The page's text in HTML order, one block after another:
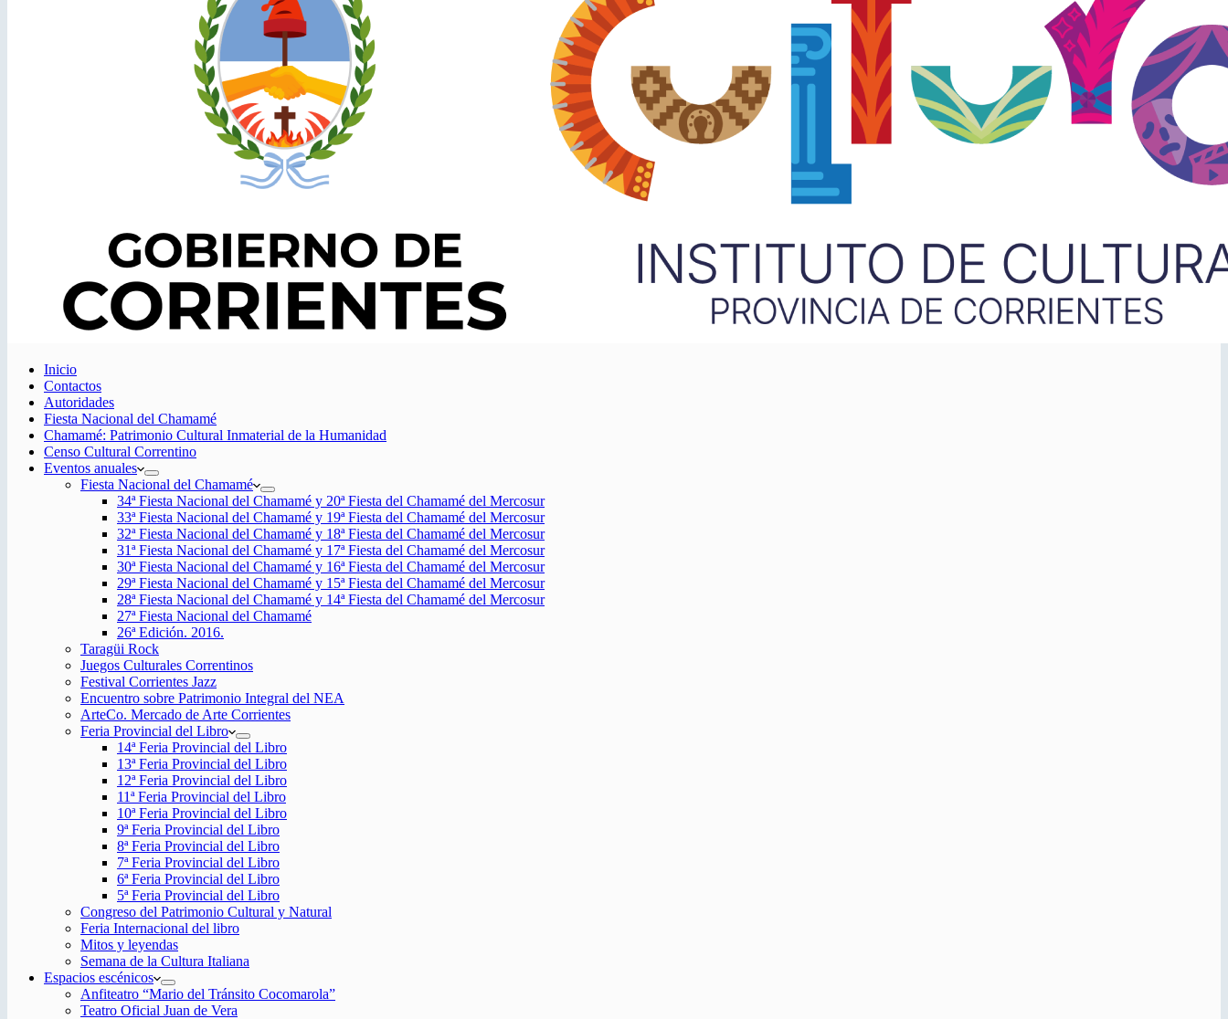
Inicio
Contactos
Autoridades
Fiesta Nacional del Chamamé
Chamamé: Patrimonio Cultural Inmaterial de la Humanidad
Censo Cultural Correntino
Eventos anuales
Fiesta Nacional del Chamamé
34ª Fiesta Nacional del Chamamé y 20ª Fiesta del Chamamé del Mercosur
33ª Fiesta Nacional del Chamamé y 19ª Fiesta del Chamamé del Mercosur
32ª Fiesta Nacional del Chamamé y 18ª Fiesta del Chamamé del Mercosur
31ª Fiesta Nacional del Chamamé y 17ª Fiesta del Chamamé del Mercosur
30ª Fiesta Nacional del Chamamé y 16ª Fiesta del Chamamé del Mercosur
29ª Fiesta Nacional del Chamamé y 15ª Fiesta del Chamamé del Mercosur
28ª Fiesta Nacional del Chamamé y 14ª Fiesta del Chamamé del Mercosur
27ª Fiesta Nacional del Chamamé
26ª Edición. 2016.
Taragüi Rock
Juegos Culturales Correntinos
Festival Corrientes Jazz
Encuentro sobre Patrimonio Integral del NEA
ArteCo. Mercado de Arte Corrientes
Feria Provincial del Libro
14ª Feria Provincial del Libro
13ª Feria Provincial del Libro
12ª Feria Provincial del Libro
11ª Feria Provincial del Libro
10ª Feria Provincial del Libro
9ª Feria Provincial del Libro
8ª Feria Provincial del Libro
7ª Feria Provincial del Libro
6ª Feria Provincial del Libro
5ª Feria Provincial del Libro
Congreso del Patrimonio Cultural y Natural
Feria Internacional del libro
Mitos y leyendas
Semana de la Cultura Italiana
Espacios escénicos
Anfiteatro “Mario del Tránsito Cocomarola”
Teatro Oficial Juan de Vera